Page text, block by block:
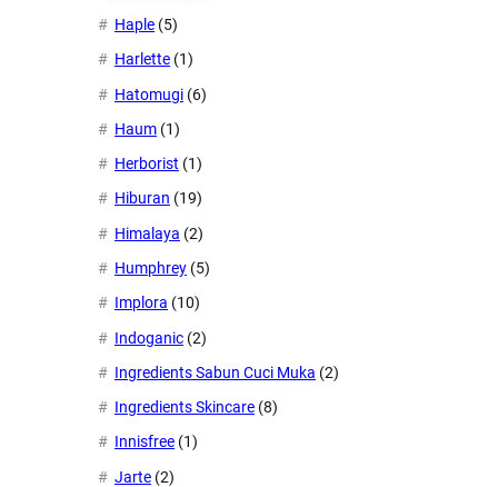
Haple (5)
Harlette (1)
Hatomugi (6)
Haum (1)
Herborist (1)
Hiburan (19)
Himalaya (2)
Humphrey (5)
Implora (10)
Indoganic (2)
Ingredients Sabun Cuci Muka (2)
Ingredients Skincare (8)
Innisfree (1)
Jarte (2)